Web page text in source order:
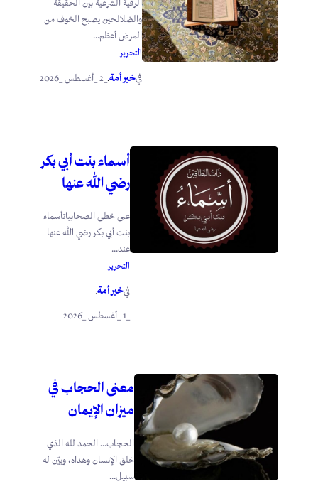
الرقية الشرعية بين الحقيقة
والضلالحين يصبح الخوف من
المرض أعظم...
التحرير
فيخير أمة.
أسماء بنت أبي بكر
رضي الله عنها
على خطى الصحابياتأسماء
بنت أبي بكر رضي الله عنها
عند...
التحرير
فيخير أمة.
_1 _أغسطس _2026
معنى الحجاب في
ميزان الإيمان
الحجاب… الحمد لله الذي
خلق الإنسان وهداه، وبيّن له
سبيل...